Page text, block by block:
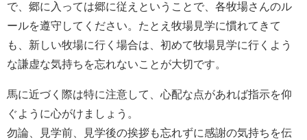
で、郷に入っては郷に従えということで、各牧場さんのル
ールを遵守してください。たとえ牧場見学に慣れてきて
も、新しい牧場に行く場合は、初めて牧場見学に行くよう
な謙虚な気持ちを忘れないことが大切です。
馬に近づく際は特に注意して、心配な点があれば指示を仰
ぐように心がけましょう。
勿論、見学前、見学後の挨拶も忘れずに感謝の気持ちを伝